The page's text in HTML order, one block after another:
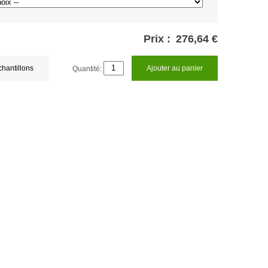
Prix : 276,64 €
Quantité: Ajouter au panier